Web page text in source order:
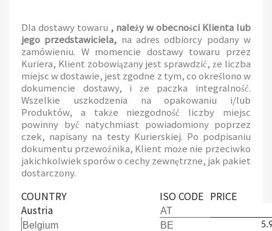
Dla dostawy towaru , należy w obecności Klienta lub
jego przedstawiciela, na adres odbiorcy podany w
zamówieniu. W momencie dostawy towaru przez
Kuriera, Klient zobowiązany jest sprawdzić, że liczba
miejsc w dostawie, jest zgodne z tym, co określono w
dokumencie dostawy, i że paczka integralność.
Wszelkie uszkodzenia na opakowaniu i/lub
Produktów, a także niezgodność liczby miejsc
powinny być natychmiast powiadomiony poprzez
czek, napisany na testy Kurierskiej. Po podpisaniu
dokumentu przewoźnika, Klient może nie przeciwko
jakichkolwiek sporów o cechy zewnętrzne, jak pakiet
dostarczony.
COUNTRY ISO CODE PRICE
Austria
AT
Belgium
BE